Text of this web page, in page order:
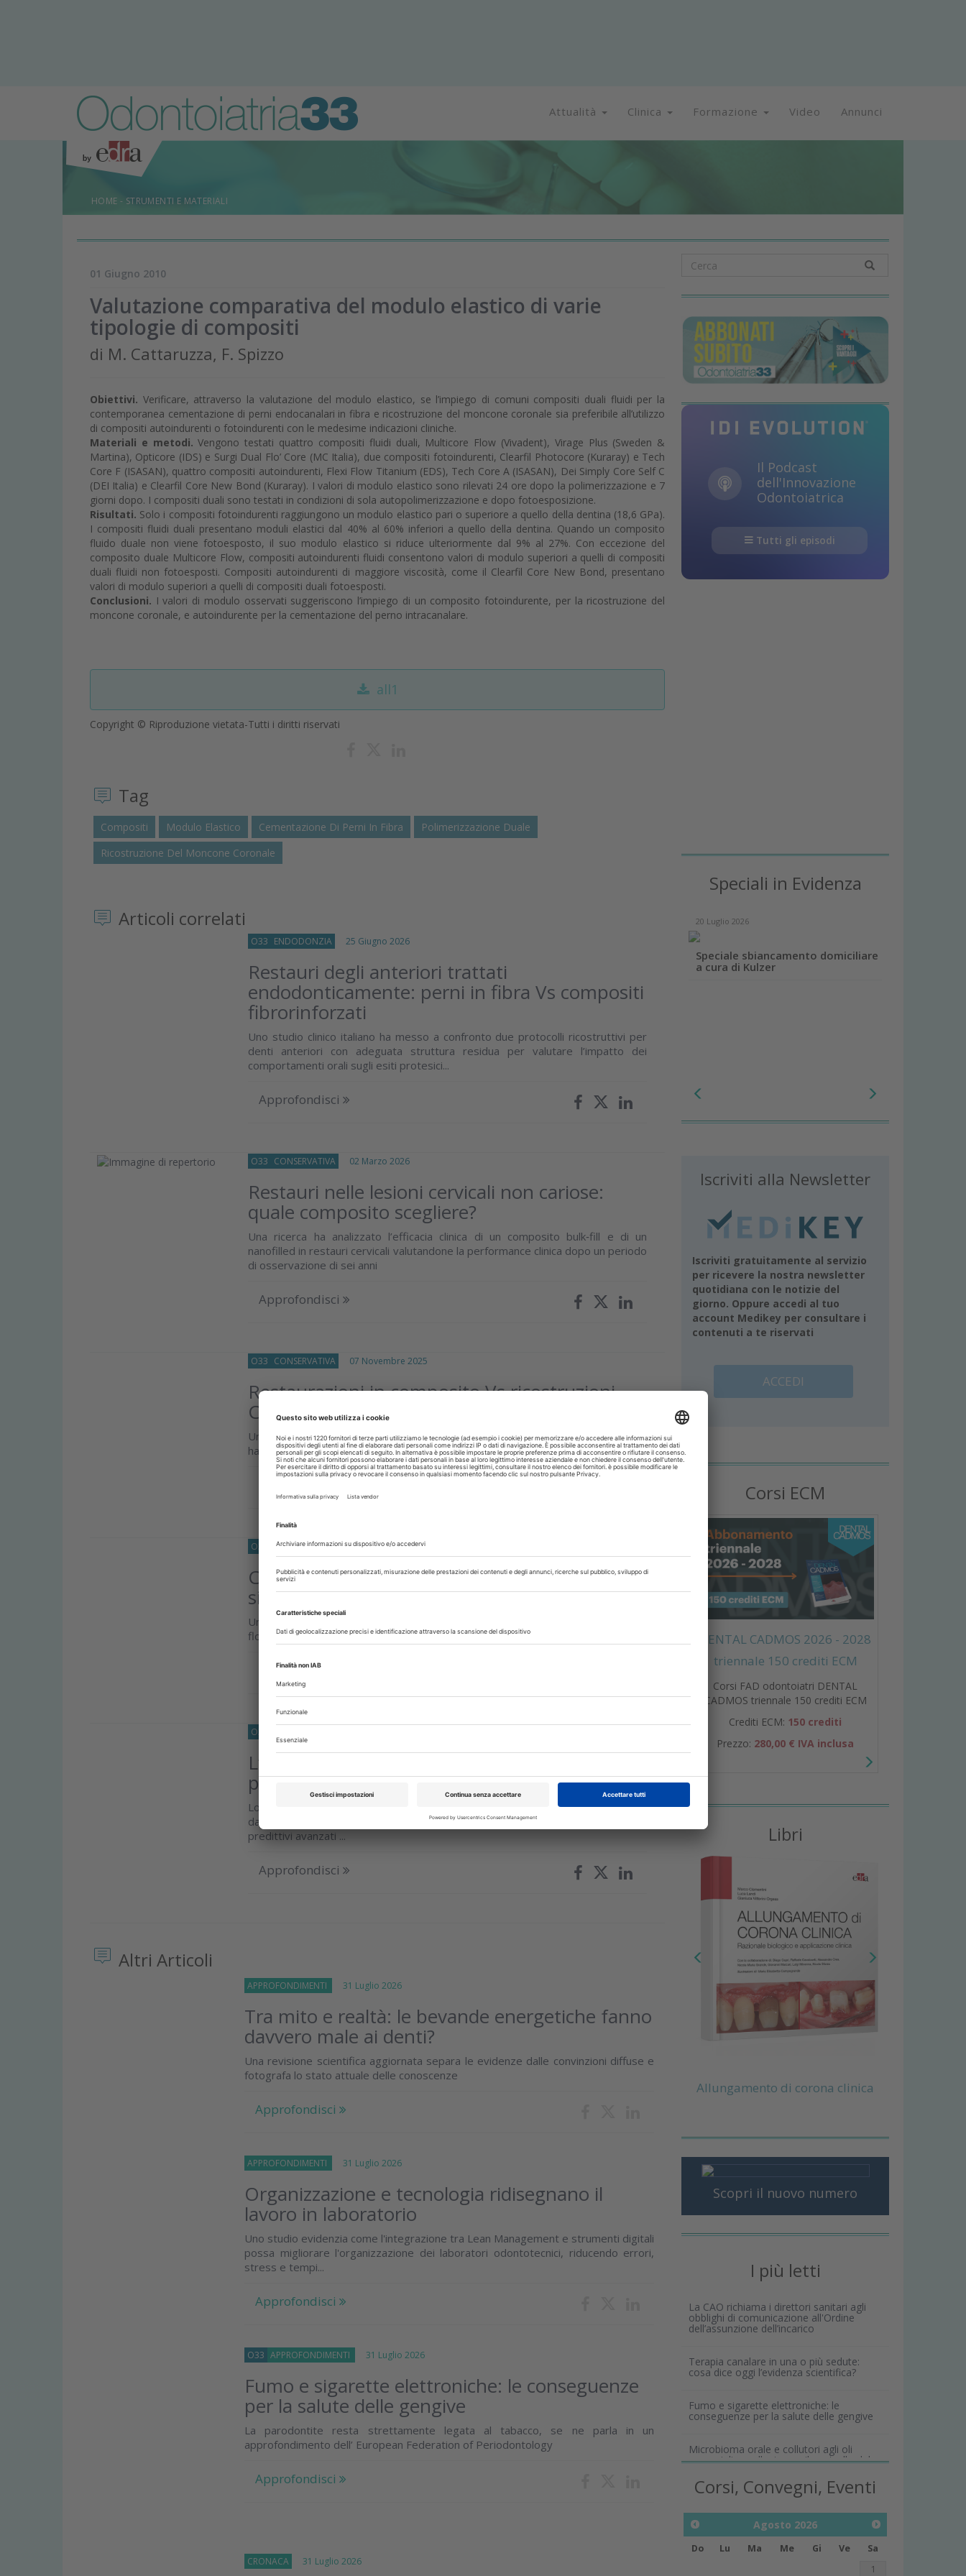
Attualità Clinica Formazione Video Annunci
HOME - STRUMENTI E MATERIALI
01 Giugno 2010
Valutazione comparativa del modulo elastico di varie
tipologie di compositi
di M. Cattaruzza, F. Spizzo
Obiettivi. Verificare, attraverso la valutazione del modulo elastico, se l’impiego di comuni compositi duali fluidi per la
contemporanea cementazione di perni endocanalari in fibra e ricostruzione del moncone coronale sia preferibile all’utilizzo
di compositi autoindurenti o fotoindurenti con le medesime indicazioni cliniche.
Materiali e metodi. Vengono testati quattro compositi fluidi duali, Multicore Flow (Vivadent), Virage Plus (Sweden &
Martina), Opticore (IDS) e Surgi Dual Flo’ Core (MC Italia), due compositi fotoindurenti, Clearfil Photocore (Kuraray) e Tech
Core F (ISASAN), quattro compositi autoindurenti, Flexi Flow Titanium (EDS), Tech Core A (ISASAN), Dei Simply Core Self C
(DEI Italia) e Clearfil Core New Bond (Kuraray). I valori di modulo elastico sono rilevati 24 ore dopo la polimerizzazione e 7
giorni dopo. I compositi duali sono testati in condizioni di sola autopolimerizzazione e dopo fotoesposizione.
Risultati. Solo i compositi fotoindurenti raggiungono un modulo elastico pari o superiore a quello della dentina (18,6 GPa).
I compositi fluidi duali presentano moduli elastici dal 40% al 60% inferiori a quello della dentina. Quando un composito
fluido duale non viene fotoesposto, il suo modulo elastico si riduce ulteriormente dal 9% al 27%. Con eccezione del
composito duale Multicore Flow, compositi autoindurenti fluidi consentono valori di modulo superiori a quelli di compositi
duali fluidi non fotoesposti. Compositi autoindurenti di maggiore viscosità, come il Clearfil Core New Bond, presentano
valori di modulo superiori a quelli di compositi duali fotoesposti.
Conclusioni. I valori di modulo osservati suggeriscono l’impiego di un composito fotoindurente, per la ricostruzione del
moncone coronale, e autoindurente per la cementazione del perno intracanalare.
all1
Copyright © Riproduzione vietata-Tutti i diritti riservati
Tag
Compositi Modulo Elastico Cementazione Di Perni In Fibra
Polimerizzazione Duale
Ricostruzione Del Moncone Coronale
Articoli correlati
O33 ENDODONZIA 25 Giugno 2026
Restauri degli anteriori trattati
endodonticamente: perni in fibra Vs compositi
fibrorinforzati
Uno studio clinico italiano ha messo a confronto due protocolli ricostruttivi per
denti anteriori con adeguata struttura residua per valutare l’impatto dei
comportamenti orali sugli esiti protesici...
Approfondisci
O33 CONSERVATIVA 02 Marzo 2026
Restauri nelle lesioni cervicali non cariose:
quale composito scegliere?
Una ricerca ha analizzato l’efficacia clinica di un composito bulk‑fill e di un
nanofilled in restauri cervicali valutandone la performance clinica dopo un periodo
di osservazione di sei anni
Approfondisci
O33 CONSERVATIVA 07 Novembre 2025
Restaurazioni in composito Vs ricostruzioni
Cad-Cam
Una ricerca ha valutato se la tecnica diretta-indiretta nelle riabilitazioni anteriori
ha ancora una sua validità in una odontoiatria sempre più digitale
O33 CONSERVATIVA 31 Ottobre 2025
Compositi autoadesivi ''flowable'': comodi ma
sicuri?
Una revisione critica evidenzia vantaggi pratici e limiti adesivi dei self-adhesive
flowable resin composites (SAFRCs)
Approfondisci
O33
L’intelligenza artificiale nella previsione delle
prestazioni dei compositi dentali
Lo studio pubblicato su JDR segna un passo importante verso un'odontoiatria
data-driven, in cui le decisioni cliniche possono essere supportate da strumenti
predittivi avanzati ...
Approfondisci
Altri Articoli
APPROFONDIMENTI 31 Luglio 2026
Tra mito e realtà: le bevande energetiche fanno
davvero male ai denti?
Una revisione scientifica aggiornata separa le evidenze dalle convinzioni diffuse e
fotografa lo stato attuale delle conoscenze
Approfondisci
APPROFONDIMENTI 31 Luglio 2026
Organizzazione e tecnologia ridisegnano il
lavoro in laboratorio
Uno studio evidenzia come l'integrazione tra Lean Management e strumenti digitali
possa migliorare l'organizzazione dei laboratori odontotecnici, riducendo errori,
stress e tempi...
Approfondisci
O33 APPROFONDIMENTI 31 Luglio 2026
Fumo e sigarette elettroniche: le conseguenze
per la salute delle gengive
La parodontite resta strettamente legata al tabacco, se ne parla in un
approfondimento dell’ European Federation of Periodontology
Approfondisci
CRONACA 31 Luglio 2026
Il Podcast
dell'Innovazione
Odontoiatrica
Tutti gli episodi
Speciali in Evidenza
20 Luglio 2026
Speciale sbiancamento domiciliare
a cura di Kulzer
Iscriviti alla Newsletter
Iscriviti gratuitamente al servizio
per ricevere la nostra newsletter
quotidiana con le notizie del
giorno. Oppure accedi al tuo
account Medikey per consultare i
contenuti a te riservati
ACCEDI
Corsi ECM
DENTAL CADMOS 2026 - 2028
triennale 150 crediti ECM
Corsi FAD odontoiatri DENTAL
CADMOS triennale 150 crediti ECM
Crediti ECM: 150 crediti
Prezzo: 280,00 € IVA inclusa
Libri
Allungamento di corona clinica
Scopri il nuovo numero
I più letti
La CAO richiama i direttori sanitari agli
obblighi di comunicazione all'Ordine
dell’assunzione dell’incarico
Terapia canalare in una o più sedute:
cosa dice oggi l’evidenza scientifica?
Fumo e sigarette elettroniche: le
conseguenze per la salute delle gengive
Microbioma orale e collutori agli oli
essenziali: un alleato per il controllo del
Corsi, Convegni, Eventi
Agosto 2026
Do Lu Ma Me Gi Ve
Sa
1